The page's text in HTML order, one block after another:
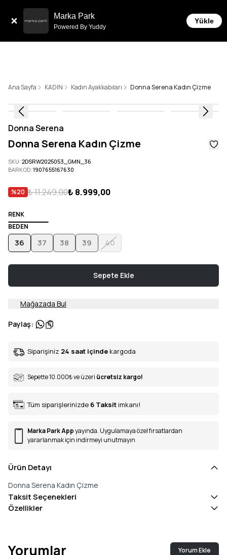
Marka Park
Powered By Yuddy
Yükle
Ana Sayfa KADIN Kadın Ayakkabıları Donna Serena Kadın Çizme
Donna Serena
Donna Serena Kadın Çizme
SKU:2DSRW2025053_GMN_36
BARKOD:1907655167630
%20 ₺ 11.249,00₺ 8.999,00
RENK
BEDEN
36 37 38 39 40
Sepete Ekle
Mağazada Bul
Paylaş:
Siparişiniz 24 saat içinde kargoda
Sepette 10.000₺ve üzeri ücretsiz kargo!
Tüm siparişlerinizde 6 Taksit imkanı!
Marka Park Appyayında. Uygulamaya özel fırsatlardan
yararlanmak için indirmeyi unutmayın
Ürün Detayı
Donna Serena Kadın Çizme
Taksit Seçenekleri
Özellikler
Yorumlar Yorum Ekle